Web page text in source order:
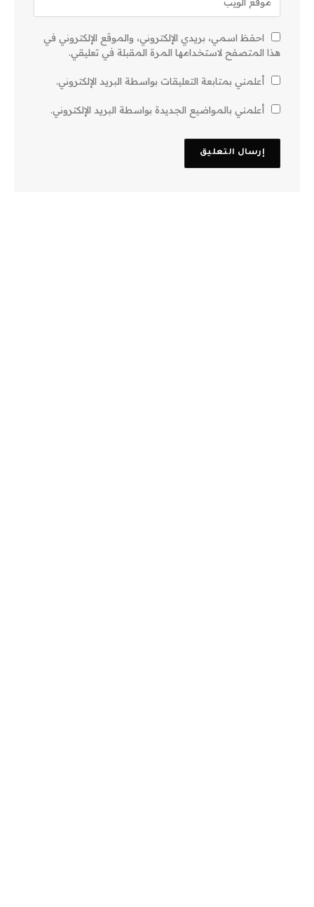
احفظ اسمي، بريدي الإلكتروني، والموقع الإلكتروني في
هذا المتصفح لاستخدامها المرة المقبلة في تعليقي.
أعلمني بمتابعة التعليقات بواسطة البريد الإلكتروني.
أعلمني بالمواضيع الجديدة بواسطة البريد الإلكتروني.